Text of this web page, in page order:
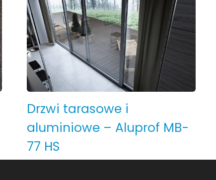
Drzwi tarasowe i
aluminiowe – Aluprof MB-
77 HS